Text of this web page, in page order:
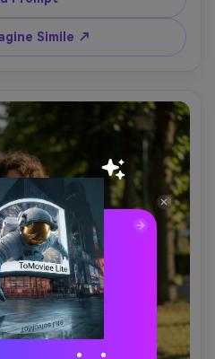
nitido, texture della pelle
naturalmente sulla sua
--ar 4:5
Simile ↗